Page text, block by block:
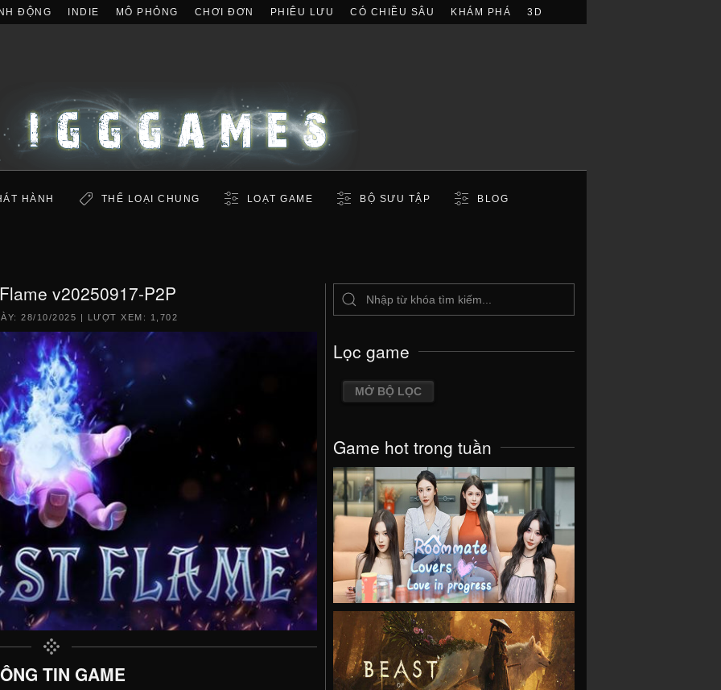
ĐỘNG INDIE MÔ PHỎNG CHƠI ĐƠN PHIÊU LƯU CÓ CHIỀU SÂU KHÁM PHÁ 3D
HÀNH THỂ LOẠI CHUNG LOẠT GAME BỘ SƯU TẬP BLOG
v20250917-P2P
28/10/2025 | LƯỢT XEM: 1,702
TIN GAME
Lọc game
MỞ BỘ LỌC
Game hot trong tuần
VIEW
VIEW